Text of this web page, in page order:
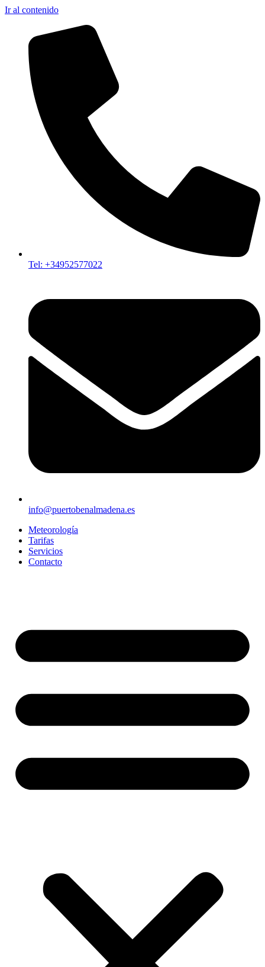
Ir al contenido
Tel: +34952577022
info@puertobenalmadena.es
Meteorología
Tarifas
Servicios
Contacto